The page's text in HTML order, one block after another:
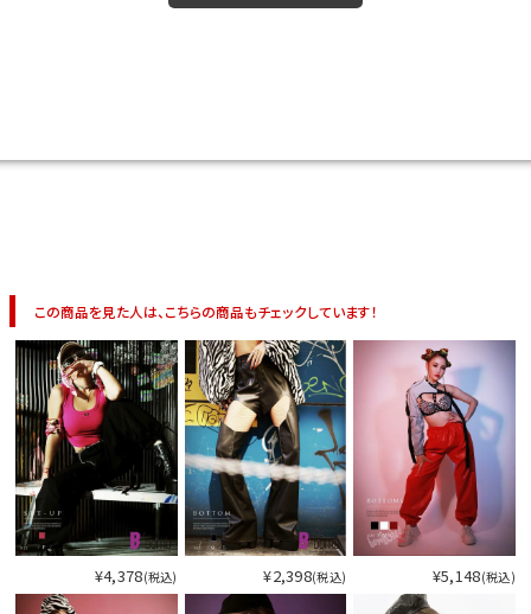
この商品を見た人は、こちらの商品もチェックしています！
¥4,378(税込) ¥2,398(税込) ¥5,148(税込)